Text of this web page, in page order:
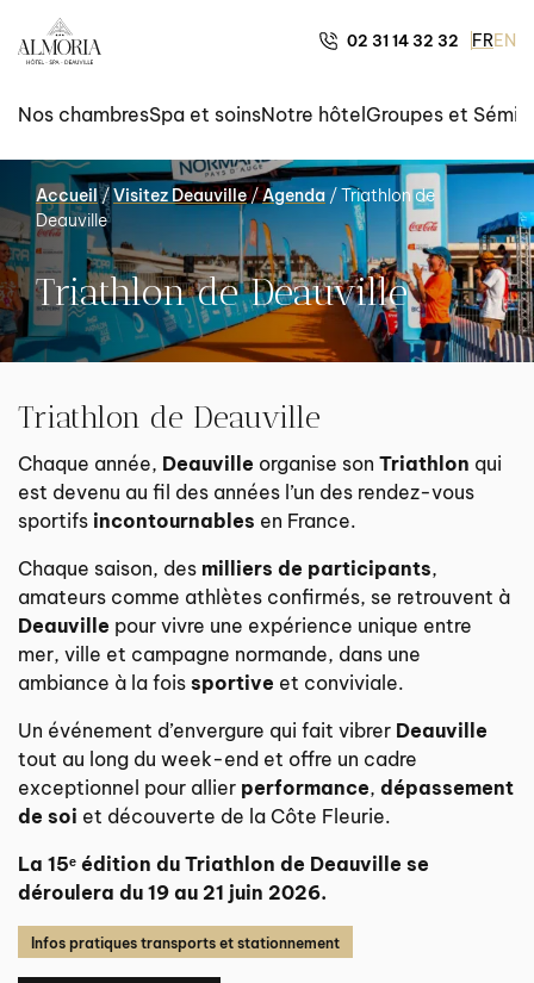
02 31 14 32 32 FREN
Nos chambresSpa et soinsNotre hôtel Groupes et
Accueil/Visitez Deauville/Agenda/Triathlon de
Deauville
Triathlon de Deauville
Triathlon de Deauville
Chaque année, Deauville organise son Triathlon qui
est devenu au fil des années l’un des rendez-vous
sportifs incontournables en France.
Chaque saison, des milliers de participants,
amateurs comme athlètes confirmés, se retrouvent à
Deauville pour vivre une expérience unique entre
mer, ville et campagne normande, dans une
ambiance à la fois sportive et conviviale.
Un événement d’envergure qui fait vibrer Deauville
tout au long du week-end et offre un cadre
exceptionnel pour allier performance, dépassement
de soi et découverte de la Côte Fleurie.
La 15ᵉ édition du Triathlon de Deauville se
déroulera du 19 au 21 juin 2026.
Infos pratiques transports et stationnement